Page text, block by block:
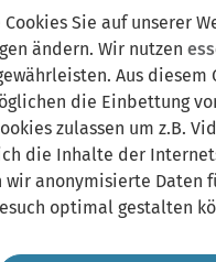
Cookies Sie auf unserer
ändern. Wir nutzen
Aus diesem
die Einbettung
zulassen um z.B.
die Inhalte der
anonymisierte Daten
optimal gestalten